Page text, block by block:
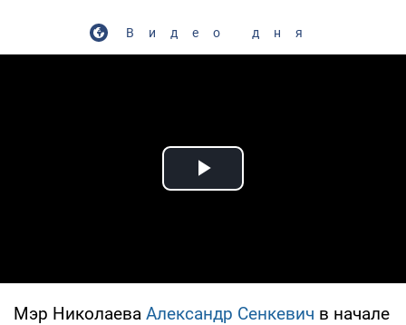
Видео дня
Play Video
Мэр Николаева Александр Сенкевич в начале